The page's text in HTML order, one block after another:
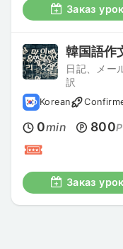
Заказ
韓国語作
日記、メー
訳
Korean
0min 800P
Заказ